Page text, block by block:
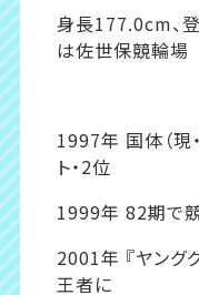
身長177.0cm、
は佐世保競輪場
1997年 国体（現
ト・2位
1999年 82期で
2001年 『ヤング
王者に